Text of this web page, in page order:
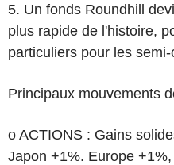
5. Un fonds Roundhill
plus rapide de l'histoire,
particuliers pour les
Principaux mouvements
o ACTIONS : Gains
Japon +1%. Europe